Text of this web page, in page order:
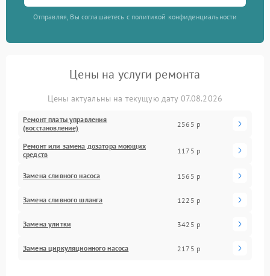
Отправляя, Вы соглашаетесь с политикой конфиденциальности
Цены на услуги ремонта
Цены актуальны на текущую дату 07.08.2026
Ремонт платы управления
(восстановление)
2565 р
Ремонт или замена дозатора моющих
средств
1175 р
Замена сливного насоса 1565 р
Замена сливного шланга 1225 р
Замена улитки 3425 р
Замена циркуляционного насоса 2175 р